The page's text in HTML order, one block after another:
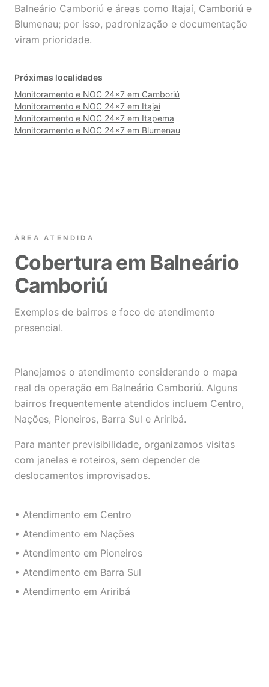
Balneário Camboriú e áreas como Itajaí, Camboriú e
Blumenau; por isso, padronização e documentação
viram prioridade.
Próximas localidades
Monitoramento e NOC 24×7 em Camboriú
Monitoramento e NOC 24×7 em Itajaí
Monitoramento e NOC 24×7 em Itapema
Monitoramento e NOC 24×7 em Blumenau
ÁREA ATENDIDA
Cobertura em Balneário
Camboriú
Exemplos de bairros e foco de atendimento
presencial.
Planejamos o atendimento considerando o mapa
real da operação em Balneário Camboriú. Alguns
bairros frequentemente atendidos incluem Centro,
Nações, Pioneiros, Barra Sul e Ariribá.
Para manter previsibilidade, organizamos visitas
com janelas e roteiros, sem depender de
deslocamentos improvisados.
• Atendimento em Centro
• Atendimento em Nações
• Atendimento em Pioneiros
• Atendimento em Barra Sul
• Atendimento em Ariribá